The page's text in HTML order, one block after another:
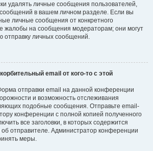
удалять личные сообщения пользователей,
в вашем личном разделе. Если вы
личные сообщения от конкретного
жалобы на сообщения модераторам; они могут
отправку личных сообщений.
email от кого-то с этой
отправки email на данной конференции
и возможность отслеживания
подобные сообщения. Отправьте email-
конференции с полной копией полученного
все заголовки, в которых содержится
отправителе. Администратор конференции
меры.